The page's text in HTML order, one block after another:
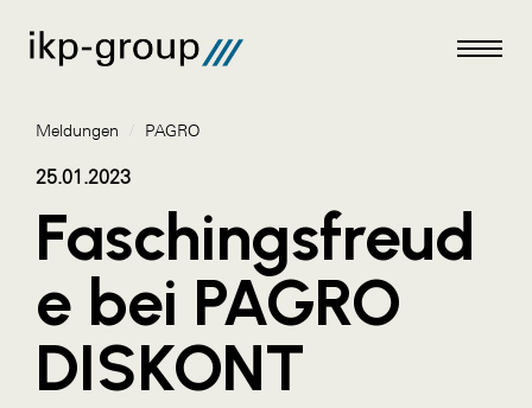
Meldungen
AKTUELLES
ACO
ALEX Krems
Meldungen / PAGRO
25.01.2023
Faschingsfreud
e bei PAGRO
DISKONT